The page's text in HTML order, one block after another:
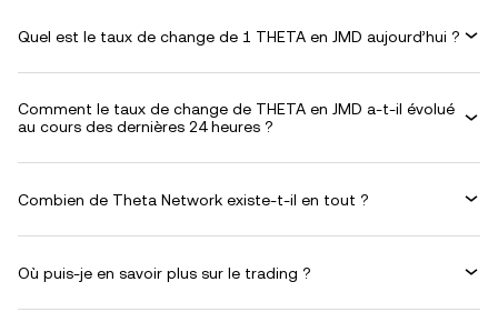
Quel est le taux de change de 1 THETA en JMD aujourd’hui ?
Comment le taux de change de THETA en JMD a-t-il évolué
au cours des dernières 24 heures ?
Combien de Theta Network existe-t-il en tout ?
Où puis-je en savoir plus sur le trading ?